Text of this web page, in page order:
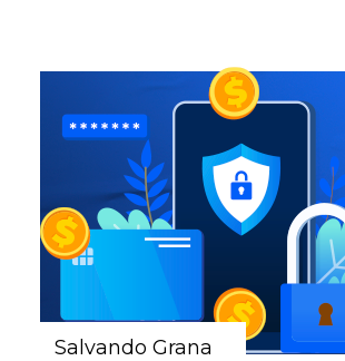
Salvando Grana